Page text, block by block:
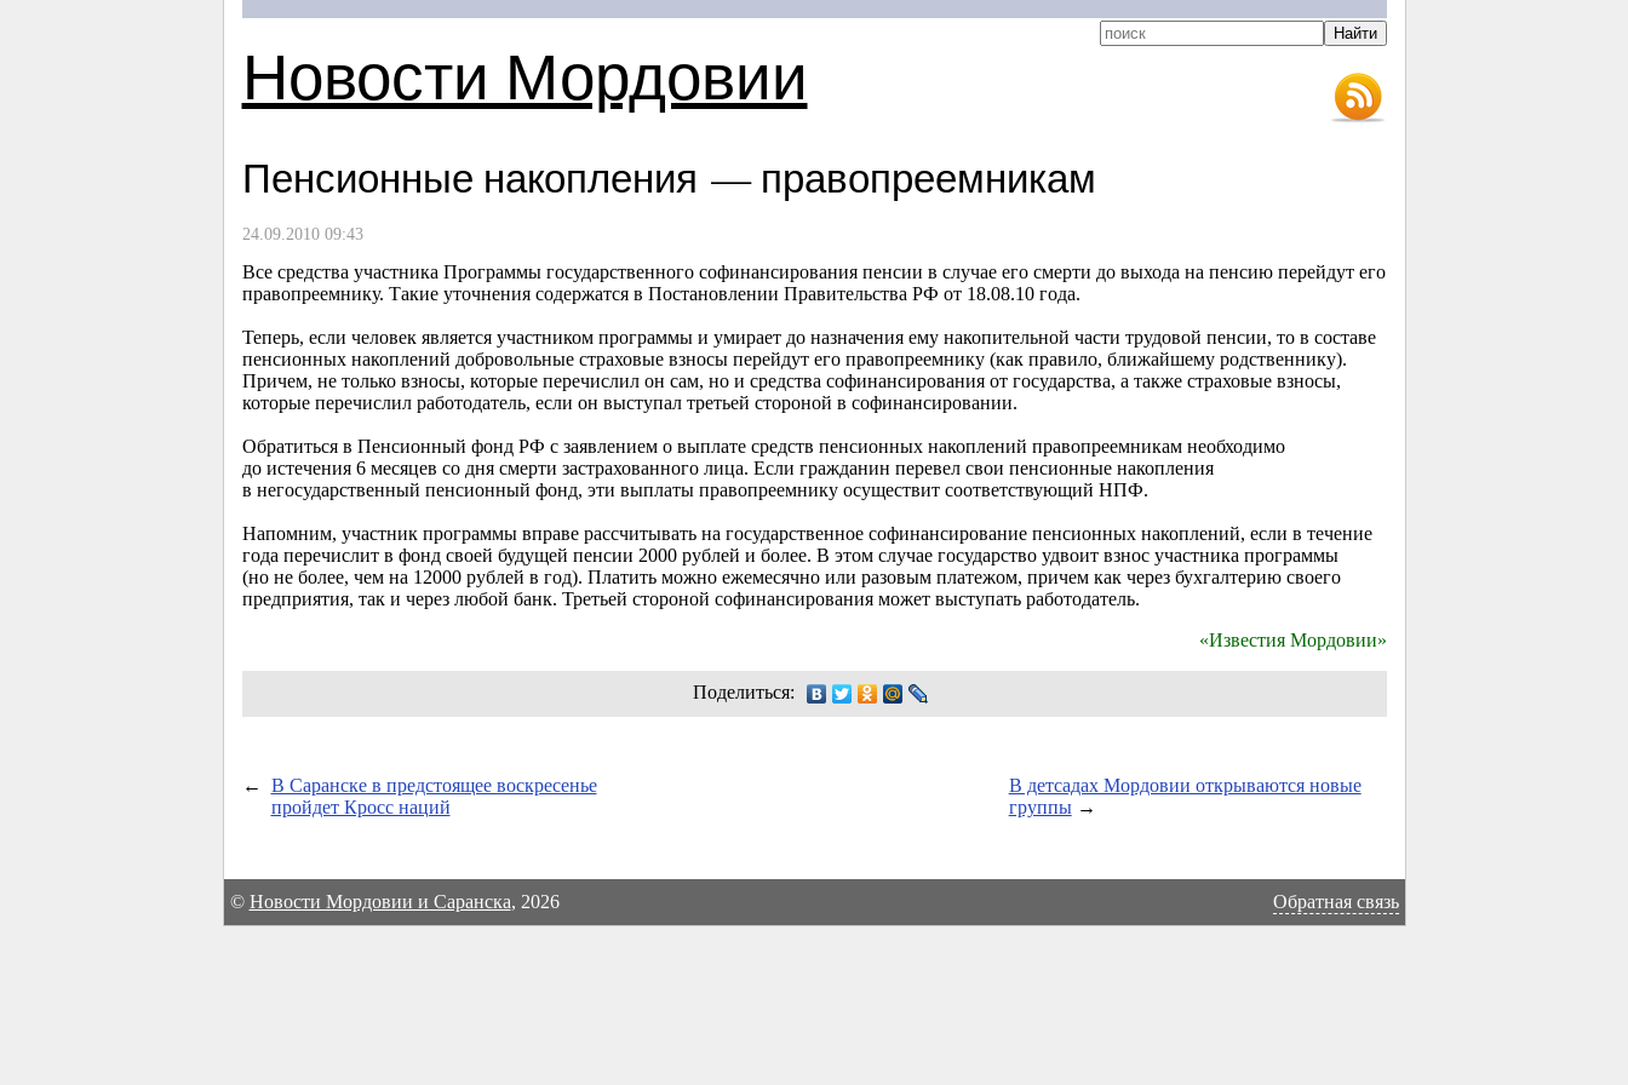
Новости Мордовии
Пенсионные накопления — правопреемникам
24.09.2010 09:43
Все средства участника Программы государственного софинансирования пенсии в случае его смерти до выхода на пенсию перейдут его
правопреемнику. Такие уточнения содержатся в Постановлении Правительства РФ от 18.08.10 года.
Теперь, если человек является участником программы и умирает до назначения ему накопительной части трудовой пенсии, то в составе
пенсионных накоплений добровольные страховые взносы перейдут его правопреемнику (как правило, ближайшему родственнику).
Причем, не только взносы, которые перечислил он сам, но и средства софинансирования от государства, а также страховые взносы,
которые перечислил работодатель, если он выступал третьей стороной в софинансировании.
Обратиться в Пенсионный фонд РФ с заявлением о выплате средств пенсионных накоплений правопреемникам необходимо
до истечения 6 месяцев со дня смерти застрахованного лица. Если гражданин перевел свои пенсионные накопления
в негосударственный пенсионный фонд, эти выплаты правопреемнику осуществит соответствующий НПФ.
Напомним, участник программы вправе рассчитывать на государственное софинансирование пенсионных накоплений, если в течение
года перечислит в фонд своей будущей пенсии 2000 рублей и более. В этом случае государство удвоит взнос участника программы
(но не более, чем на 12000 рублей в год). Платить можно ежемесячно или разовым платежом, причем как через бухгалтерию своего
предприятия, так и через любой банк. Третьей стороной софинансирования может выступать работодатель.
«Известия Мордовии»
Поделиться:
←
В Саранске в предстоящее воскресенье
пройдет Кросс наций
В детсадах Мордовии открываются новые
группы→
© Новости Мордовии и Саранска, 2026 Обратная связь